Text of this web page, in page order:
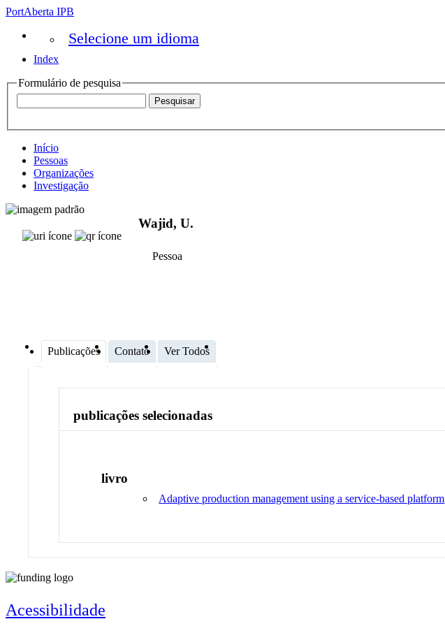
PortAberta IPB
Selecione um idioma
Index
Formulário de pesquisa
Início
Pessoas
Organizações
Investigação
Wajid, U.
Pessoa
Publicações Contato Ver Todos
publicações selecionadas
livro
Adaptive production management using a service-based platform
Acessibilidade